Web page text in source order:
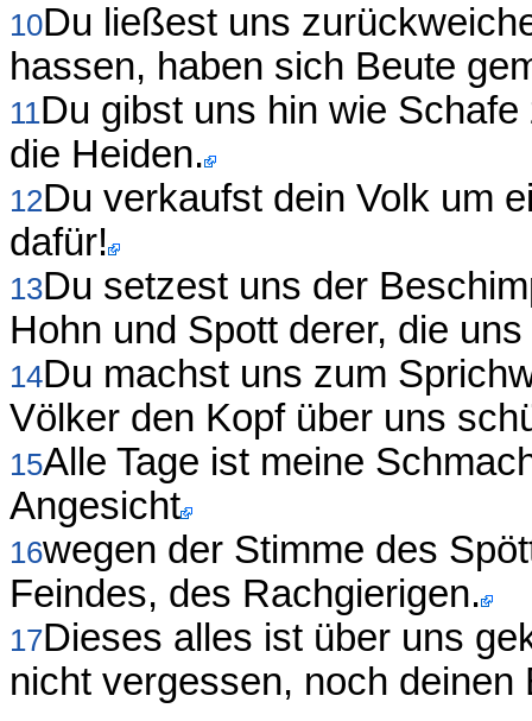
10Du ließest uns
hassen, haben sich Beute
11Du gibst uns hin wie
die Heiden.
12Du verkaufst dein Volk um
dafür!
13Du setzest uns der
Hohn und Spott derer, die
14Du machst uns zum
Völker den Kopf über uns
15Alle Tage ist meine
Angesicht
16wegen der Stimme des
Feindes, des Rachgierigen.
17Dieses alles ist über uns
nicht vergessen, noch deinen